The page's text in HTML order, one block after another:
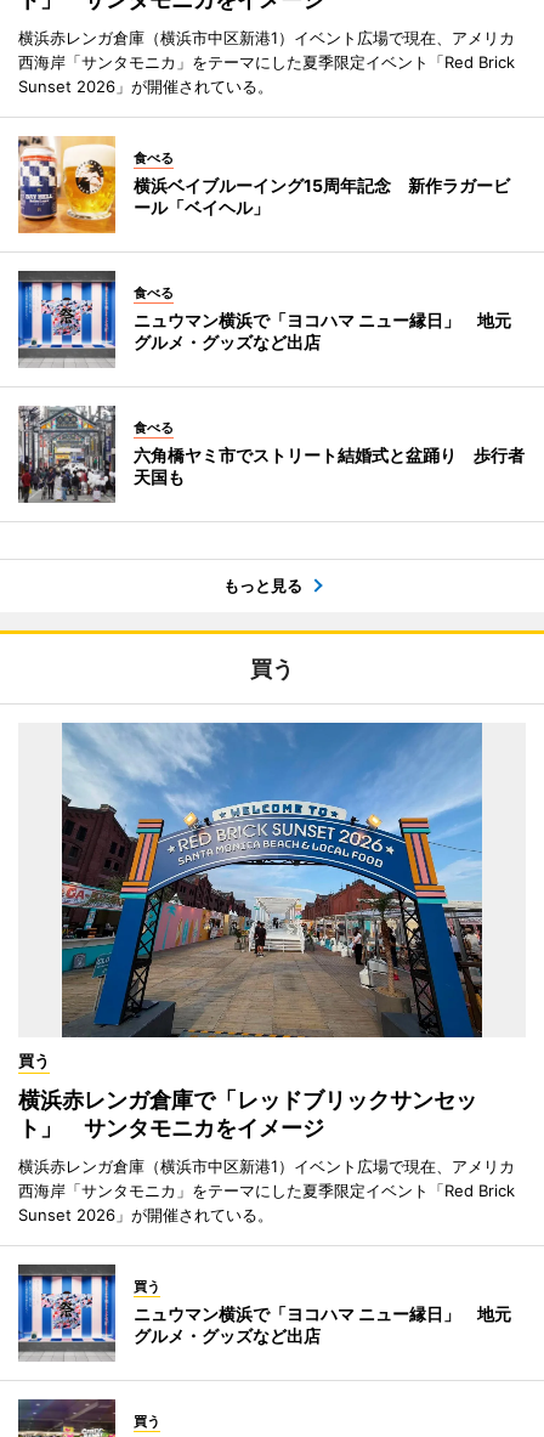
横浜赤レンガ倉庫（横浜市中区新港1）イベント広場で現在、アメリカ
西海岸「サンタモニカ」をテーマにした夏季限定イベント「Red Brick
Sunset 2026」が開催されている。
食べる
横浜ベイブルーイング15周年記念 新作ラガービ
ール「ベイヘル」
食べる
ニュウマン横浜で「ヨコハマ ニュー縁日」 地元
グルメ・グッズなど出店
食べる
六角橋ヤミ市でストリート結婚式と盆踊り 歩行者
天国も
もっと見る
買う
買う
横浜赤レンガ倉庫で「レッドブリックサンセッ
ト」 サンタモニカをイメージ
横浜赤レンガ倉庫（横浜市中区新港1）イベント広場で現在、アメリカ
西海岸「サンタモニカ」をテーマにした夏季限定イベント「Red Brick
Sunset 2026」が開催されている。
買う
ニュウマン横浜で「ヨコハマ ニュー縁日」 地元
グルメ・グッズなど出店
買う